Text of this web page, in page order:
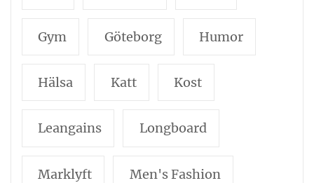
Gym Göteborg Humor
Hälsa Katt Kost
Leangains Longboard
Marklyft Men's Fashion